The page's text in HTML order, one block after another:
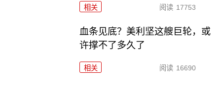
相关 阅读 17753
血条见底？美利坚这艘巨轮，或
许撑不了多久了
相关 阅读 16690